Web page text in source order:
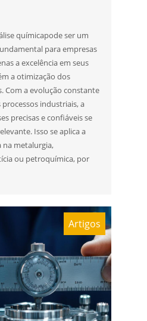
químicapode ser um
para empresas
a excelência em seus
a otimização dos
Com a evolução constante
industriais, a
precisas e confiáveis se
Isso se aplica a
na metalurgia,
ou petroquímica, por
Artigos